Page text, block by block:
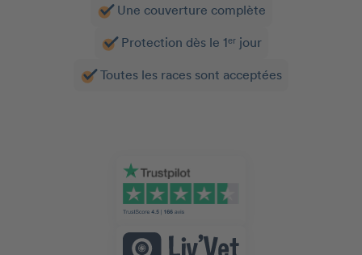
Une couverture complète
Protection dès le 1ᵉʳ jour
Toutes les races sont acceptées